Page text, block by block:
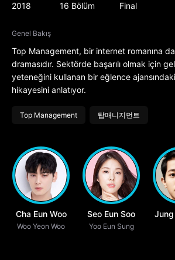
2018 16 Bölüm Final
Genel Bakış
Top Management, bir internet romanına
dramasıdır. Sektörde başarılı olmak için
yeteneğini kullanan bir eğlence
hikayesini anlatıyor.
Top Management 탑매니지먼트
Cha Eun Woo
Woo Yeon Woo
Seo Eun Soo
Yoo Eun Sung
Jung